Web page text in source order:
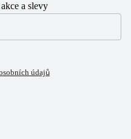
a slevy
údajů